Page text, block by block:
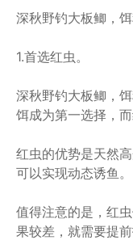
深秋野钓大板鲫，
1.首选红虫。
深秋野钓大板鲫，
饵成为第一选择，而
红虫的优势是天然
可以实现动态诱鱼。
值得注意的是，红
果较差，就需要提